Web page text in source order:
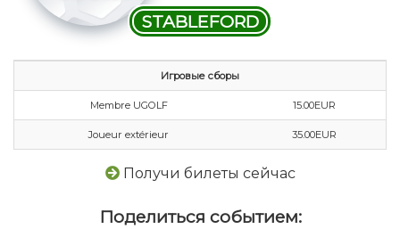
STABLEFORD
Игровые сборы
Membre UGOLF 15.00EUR
Joueur extérieur 35.00EUR
Получи билеты сейчас
Поделиться событием: